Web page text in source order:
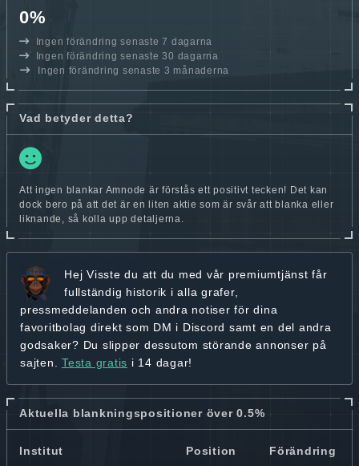
0%
Ingen förändring senaste 7 dagarna
Ingen förändring senaste 30 dagarna
Ingen förändring senaste 3 månaderna
Vad betyder detta?
Att ingen blankar Amnode är förstås ett positivt tecken! Det kan
dock bero på att det är en liten aktie som är svår att blanka eller
liknande, så kolla upp detaljerna.
Hej Visste du att du med vår premiumtjänst får
fullständig historik i alla grafer,
pressmeddelanden och andra notiser för dina
favoritbolag direkt som DM i Discord samt en del andra
godsaker? Du slipper dessutom störande annonser på
sajten. Testa gratis i 14 dagar!
Aktuella blankningspositioner över 0.5%
Institut Position Förändring